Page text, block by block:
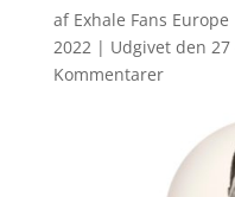
af Exhale Fans Europe
2022 | Udgivet den 27
Kommentarer